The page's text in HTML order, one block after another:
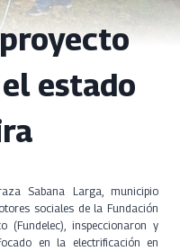
estado
Sabana Larga, municipio
sociales de la Fundación
(Fundelec), inspeccionaron y
en la electrificación en